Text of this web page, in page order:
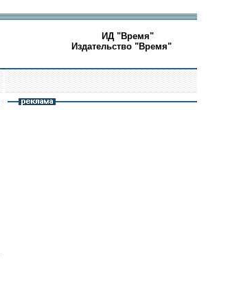
ИД "Время"
Издательство "Время"